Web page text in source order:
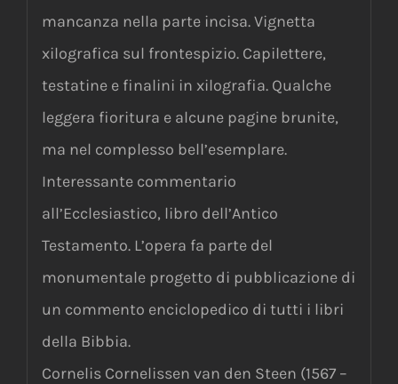
mancanza nella parte incisa. Vignetta
xilografica sul frontespizio. Capilettere,
testatine e finalini in xilografia. Qualche
leggera fioritura e alcune pagine brunite,
ma nel complesso bell’esemplare.
Interessante commentario
all’Ecclesiastico, libro dell’Antico
Testamento. L’opera fa parte del
monumentale progetto di pubblicazione di
un commento enciclopedico di tutti i libri
della Bibbia.
Cornelis Cornelissen van den Steen (1567 –